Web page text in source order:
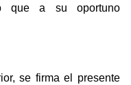
que a su oportuno
se firma el presente